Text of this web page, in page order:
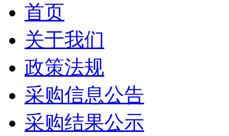
首页
关于我们
政策法规
采购信息公告
采购结果公示